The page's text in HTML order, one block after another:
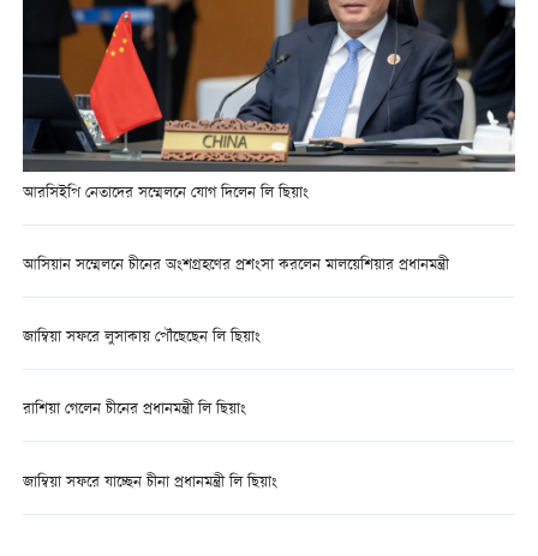
আরসিইপি নেতাদের সম্মেলনে যোগ দিলেন লি ছিয়াং
আসিয়ান সম্মেলনে চীনের অংশগ্রহণের প্রশংসা করলেন মালয়েশিয়ার প্রধানমন্ত্রী
জাম্বিয়া সফরে লুসাকায় পৌঁছেছেন লি ছিয়াং
রাশিয়া গেলেন চীনের প্রধানমন্ত্রী লি ছিয়াং
জাম্বিয়া সফরে যাচ্ছেন চীনা প্রধানমন্ত্রী লি ছিয়াং